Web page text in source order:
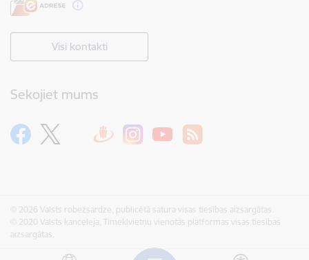
Visi kontakti
Sekojiet mums
© 2026 Valsts robežsardze, publicētā satura visas tiesības aizsargātas.
© 2020 Valsts kanceleja, Tīmekļvietņu vienotās platformas visas tiesības
aizsargātas.